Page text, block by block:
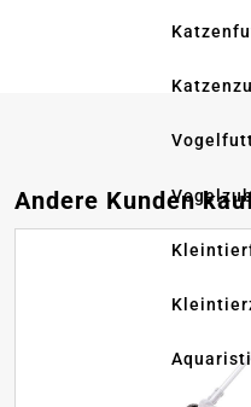
Produktgalerie
Andere Kunden